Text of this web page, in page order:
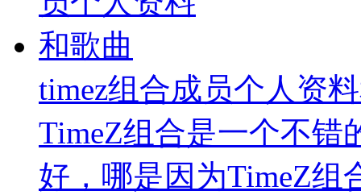
timez组合成员个人资
TimeZ组合是一个不错
好，哪是因为TimeZ组